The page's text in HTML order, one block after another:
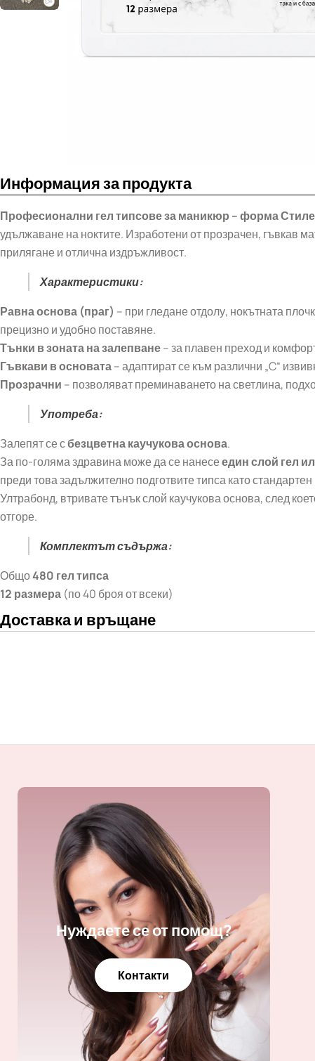
Информация за продукта
Професионални гел типсове за маникюр – форма
удължаване на ноктите. Изработени от прозрачен, гъвкав
прилягане и отлична издръжливост.
Характеристики:
Равна основа (праг) – при гледане отдолу, нокътната
прецизно и удобно поставяне.
Тънки в зоната на залепване– за плавен преход и
Гъвкави в основата– адаптират се към различни „C“
Прозрачни – позволяват преминаването на светлина,
Употреба:
Залепят се сбезцветнакаучукова основа.
За по-голяма здравина може да се нанесеедин слой гел
преди това задължително подготвите типса като
Ултрабонд, втривате тънък слой каучукова основа, след
отгоре.
Комплектът съдържа:
Общо480 гел типса
12 размера (по 40 броя от всеки)
Доставка и връщане
Нуждаете се от помощ?
Контакти